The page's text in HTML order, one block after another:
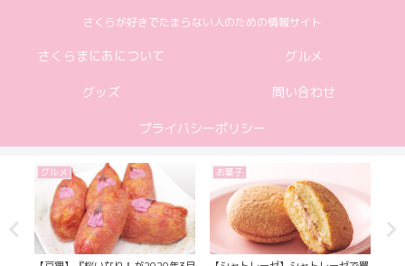
さくらが好きでたまらない人のための情報サイト
さくらまにあについて グルメ
グッズ 問い合わせ
プライバシーポリシー
グルメ お菓子